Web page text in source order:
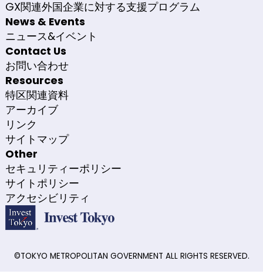
GX関連外国企業に対する支援プログラム
News & Events
ニュース&イベント
Contact Us
お問い合わせ
Resources
特区関連資料
アーカイブ
リンク
サイトマップ
Other
セキュリティーポリシー
サイトポリシー
アクセシビリティ
©TOKYO METROPOLITAN GOVERNMENT ALL RIGHTS RESERVED.